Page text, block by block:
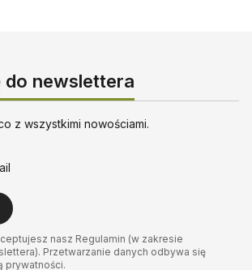
do newslettera
z wszystkimi nowościami.
nasz Regulamin (w zakresie
Przetwarzanie danych odbywa się
prywatności.